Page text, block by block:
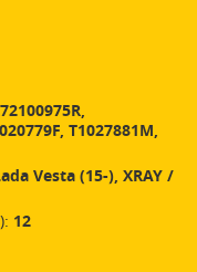
T1027881M,
Vesta (15-), XRAY /
12